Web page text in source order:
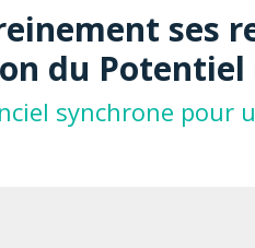
ses
du
synchrone pour